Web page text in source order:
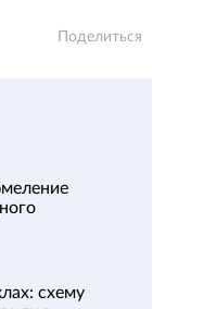
Поделиться
схему